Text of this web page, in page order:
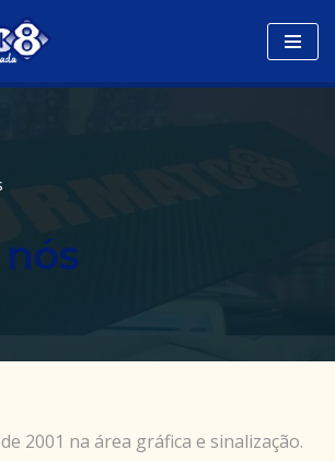
2001 na área gráfica e sinalização.